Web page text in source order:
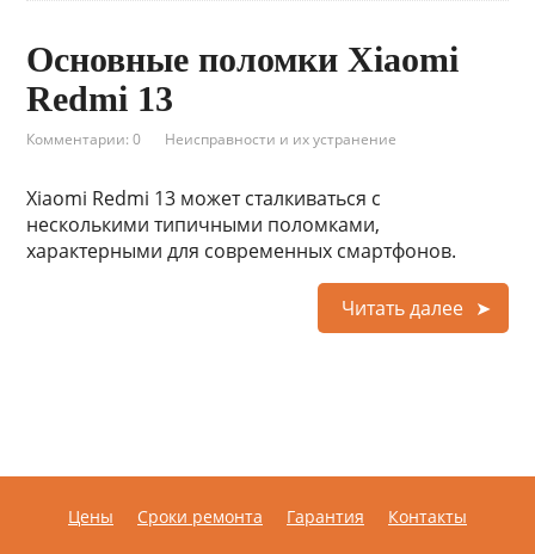
Основные поломки Xiaomi
Redmi 13
Комментарии: 0 Неисправности и их устранение
Xiaomi Redmi 13 может сталкиваться с
несколькими типичными поломками,
характерными для современных смартфонов.
Читать далее
Цены Сроки ремонта Гарантия Контакты